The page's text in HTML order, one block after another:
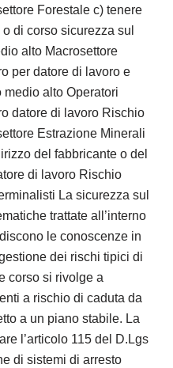
Forestale c) tenere
di corso sicurezza sul
alto Macrosettore
per datore di lavoro e
alto Operatori
datore di lavoro Rischio
Estrazione Minerali
del fabbricante o del
di lavoro Rischio
La sicurezza sul
trattate all’interno
le conoscenze in
dei rischi tipici di
corso si rivolge a
a rischio di caduta da
a un piano stabile. La
l’articolo 115 del D.Lgs
di sistemi di arresto